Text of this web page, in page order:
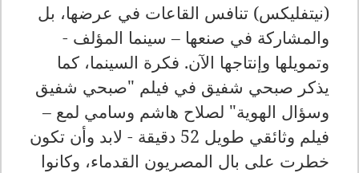
(نيتفليكس) تنافس القاعات في عرضها، بل
والمشاركة في صنعها – سينما المؤلف -
وتمويلها وإنتاجها الآن. فكرة السينما، كما
يذكر صبحي شفيق في فيلم "صبحي شفيق
وسؤال الهوية" لصلاح هاشم وسامي لمع –
فيلم وثائقي طويل 52 دقيقة - لابد وأن تكون
خطرت على بال المصريون القدماء، وكانوا